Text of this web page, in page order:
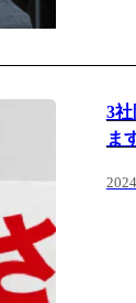
3
ま